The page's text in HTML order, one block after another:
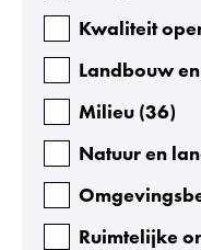
Kwaliteit
Landbouw
Milieu (36)
Natuur en
Ruimtelijke